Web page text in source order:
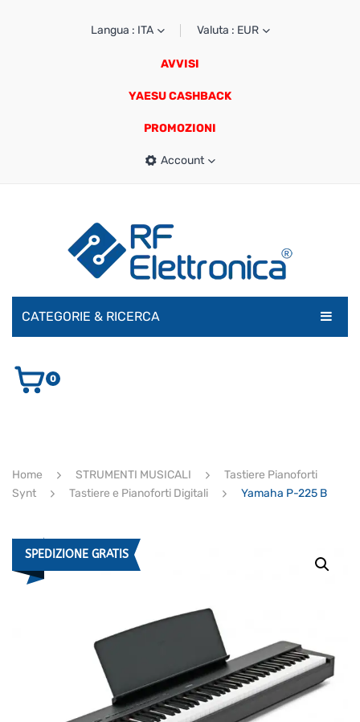
Langua : ITA Valuta : EUR
AVVISI
YAESU CASHBACK
PROMOZIONI
Account
CATEGORIE & RICERCA
AUDIO E VIDEO
ULTIMI ARRIVI
0
Home STRUMENTI MUSICALI
Tastiere Pianoforti
Synt
Tastiere e Pianoforti Digitali Yamaha P-225 B
SPEDIZIONE GRATIS